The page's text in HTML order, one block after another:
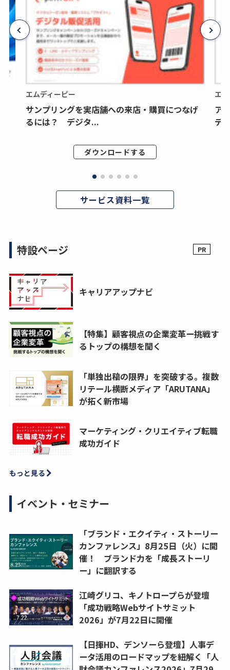
エムディーピー
サンプリングを実店舗への来店・購買につなげ
るには？ デジタ...
ダウンロードする
エ
ア
デ
サービス資料一覧
特設ページ
キャリアアップナビ
【特集】顧客視点の企業変革ー挑戦す
るトップの構想を聞く
「単独出稿の限界」を突破する。複数
リテール横断メディア「ARUTANA」
が拓く新市場
マーケティング・クリエイティブ転職
成功ガイド
もっと見る
イベント・セミナー
「ブランド・エクイティ・ストーリー
カンファレンス」8月25日（火）に開
催！ ブランド力を「成長ストーリ
ー」に翻訳する
江崎グリコ、キノトロープらが登壇
「成功戦略Webサイトサミット
2026」が7月22日に開催
【日揮HD、デンソーら登壇】人事デ
ータ活用のロードマップを紐解く「人